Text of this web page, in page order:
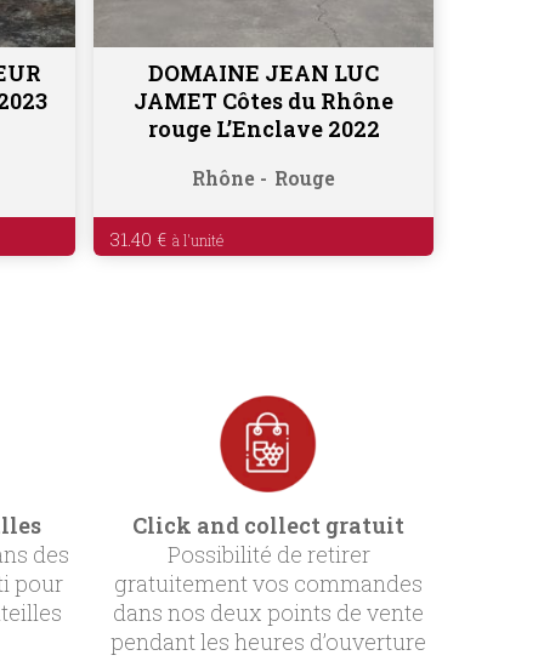
Ajouter au panier
DOMAINE JEAN LUC
JAMET Côtes du Rhône
rouge L’Enclave 2022
Rhône Rouge
31.40 €
des
pour
Click and collect gratuit
Possibilité de retirer
gratuitement vos commandes
dans nos deux points de vente
pendant les heures d’ouverture